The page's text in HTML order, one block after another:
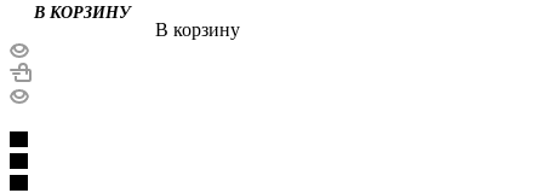
В корзину